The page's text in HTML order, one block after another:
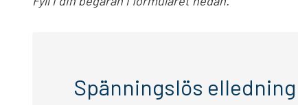
Spänningslös elledning